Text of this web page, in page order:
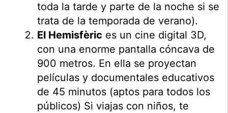
toda la tarde y parte de la noche si se
trata de la temporada de verano).
El Hemisfèric es un cine digital 3D,
con una enorme pantalla cóncava de
900 metros. En ella se proyectan
películas y documentales educativos
de 45 minutos (aptos para todos los
públicos) Si viajas con niños, te